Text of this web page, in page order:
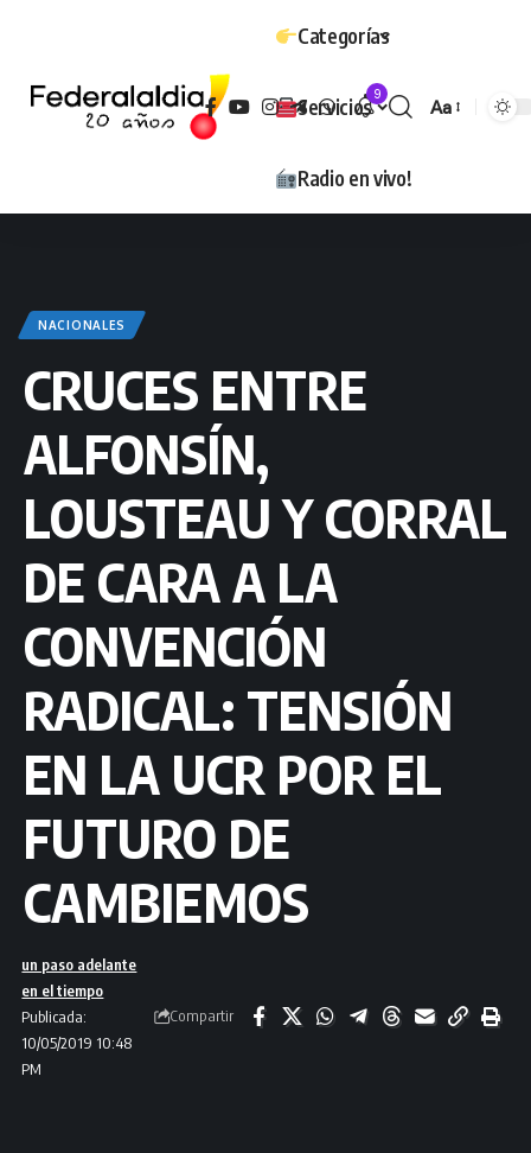
Categorías
Servicios
Radio en vivo!
9
Tamaño
Aa
NACIONALES
CRUCES ENTRE
ALFONSÍN,
LOUSTEAU Y CORRAL
DE CARA A LA
CONVENCIÓN
RADICAL: TENSIÓN
EN LA UCR POR EL
FUTURO DE
CAMBIEMOS
Publicada:
10/05/2019 10:48
PM
un paso adelante
en el tiempo
Compartir